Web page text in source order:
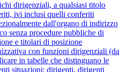
dirigenziali, a qualsiasi titolo
ivi inclusi quelli conferiti
dall'organo di indirizzo
senza procedure pubbliche di
e titolari di posizione
con funzioni dirigenziali (da
in tabelle che distinguano le
situazioni: dirigenti, dirigenti